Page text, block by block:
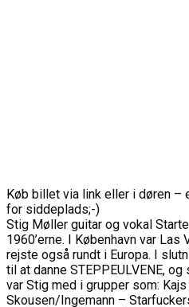
Køb billet via link eller i døren –
for siddeplads;-)
Stig Møller guitar og vokal
1960’erne. I København var Las
rejste også rundt i Europa. I
til at danne STEPPEULVENE,
var Stig med i grupper som:
Skousen/Ingemann –